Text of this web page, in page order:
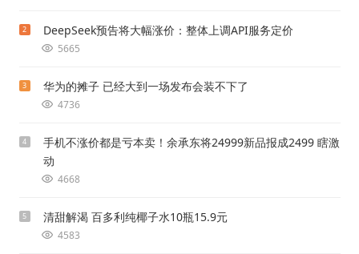
2 DeepSeek预告将大幅涨价：整体上调API服务定价
5665
3 华为的摊子 已经大到一场发布会装不下了
4736
4
手机不涨价都是亏本卖！余承东将24999新品报成2499 瞎激
动
4668
5 清甜解渴 百多利纯椰子水10瓶15.9元
4583